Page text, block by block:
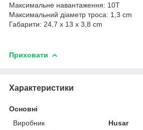
Максимальне навантаження: 10T
Максимальний діаметр троса: 1,3 cm
Габарити: 24,7 x 13 x 3,8 cm
Приховати
Характеристики
Основні
Виробник
Husar